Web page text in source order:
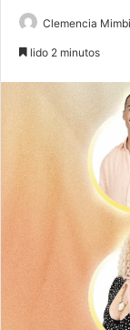
Clemencia
lido 2 minutos